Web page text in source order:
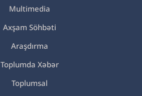
Multimedia
Axşam Söhbəti
Araşdırma
Toplumda Xəbər
Toplumsal